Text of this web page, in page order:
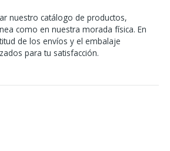
nuestro catálogo de productos,
como en nuestra morada física. En
de los envíos y el embalaje
para tu satisfacción.